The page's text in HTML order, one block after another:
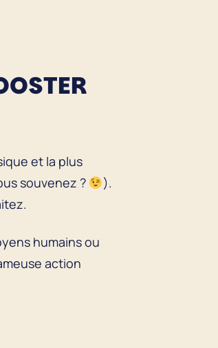
et la plus
souvenez ?
).
humains ou
action